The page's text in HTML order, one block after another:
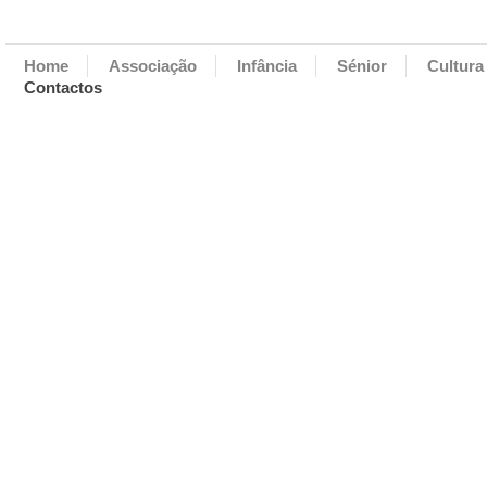
Home Associação Infância Sénior
Cultura
Contactos